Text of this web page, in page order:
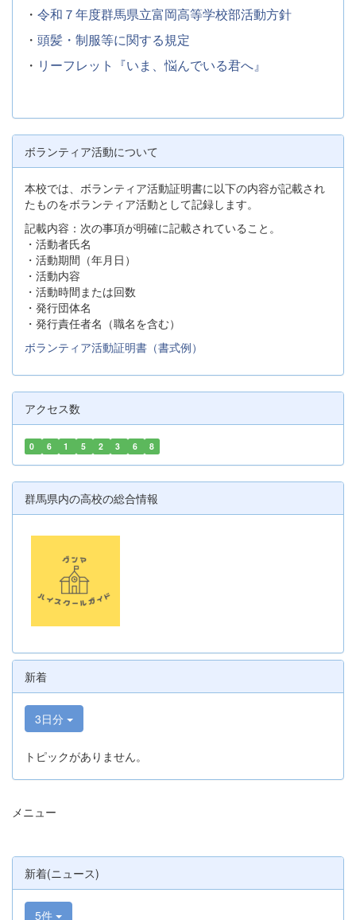
・ 令和７年度群馬県立富岡高等学校部活動方針
・ 頭髪・制服等に関する規定
・ リーフレット『いま、悩んでいる君へ』
ボランティア活動について
本校では、ボランティア活動証明書に以下の内容が記載され
たものをボランティア活動として記録します。
記載内容：次の事項が明確に記載されていること。
・活動者氏名
・活動期間（年月日）
・活動内容
・活動時間または回数
・発行団体名
・発行責任者名（職名を含む）
ボランティア活動証明書（書式例）
アクセス数
0 6 1 5 2 3 6 8
群馬県内の高校の総合情報
新着
3日分
トピックがありません。
メニュー
新着(ニュース)
5件